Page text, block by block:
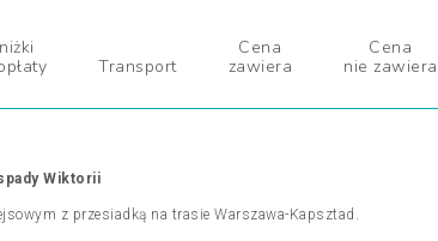
Transport
Cena
zawiera
Cena
nie zawiera
Wiktorii
z przesiadką na trasie Warszawa-Kapsztad.